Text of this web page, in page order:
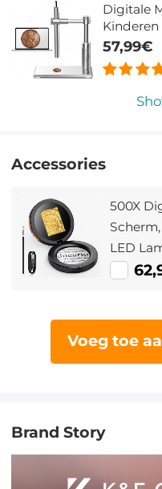
Digitale
Kinderen
en 6
57,99€
Accessories
500X
LED
Voeg toe
Brand Story